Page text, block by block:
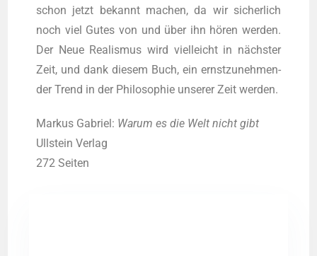
schon jetzt bekannt machen, da wir sicher­lich
noch viel Gutes von und über ihn hören wer­den.
Der Neue Rea­lis­mus wird viel­leicht in nächs­ter
Zeit, und dank die­sem Buch, ein ernst­zu­neh­men­
der Trend in der Phi­lo­so­phie unse­rer Zeit werden.
Mar­kus Gabri­el: War­um es die Welt nicht gibt
Ull­stein Ver­lag
272 Sei­ten